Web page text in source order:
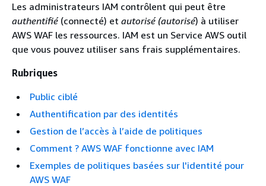
Les administrateurs IAM contrôlent qui peut être
authentifié(connecté) et autorisé (autorisé) à utiliser
AWS WAF les ressources. IAM est un Service AWS outil
que vous pouvez utiliser sans frais supplémentaires.
Rubriques
Public ciblé
Authentification par des identités
Gestion de l’accès à l’aide de politiques
Comment ? AWS WAF fonctionne avec IAM
Exemples de politiques basées sur l'identité pour
AWS WAF